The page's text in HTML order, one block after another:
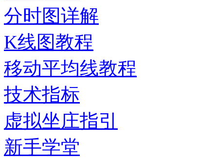
分时图详解
K线图教程
移动平均线教程
技术指标
虚拟坐庄指引
新手学堂